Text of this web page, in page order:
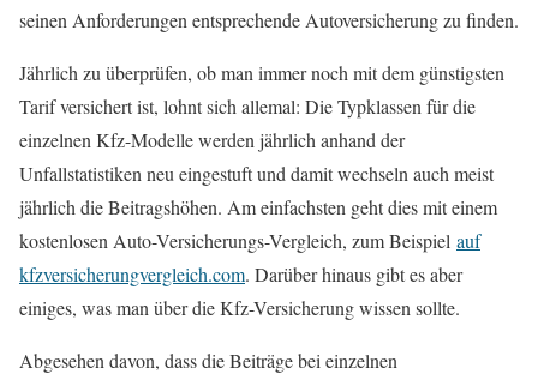
seinen Anforderungen entsprechende Autoversicherung zu finden.
Jährlich zu überprüfen, ob man immer noch mit dem günstigsten
Tarif versichert ist, lohnt sich allemal: Die Typklassen für die
einzelnen Kfz-Modelle werden jährlich anhand der
Unfallstatistiken neu eingestuft und damit wechseln auch meist
jährlich die Beitragshöhen. Am einfachsten geht dies mit einem
kostenlosen Auto-Versicherungs-Vergleich, zum Beispiel auf
kfzversicherungvergleich.com. Darüber hinaus gibt es aber
einiges, was man über die Kfz-Versicherung wissen sollte.
Abgesehen davon, dass die Beiträge bei einzelnen